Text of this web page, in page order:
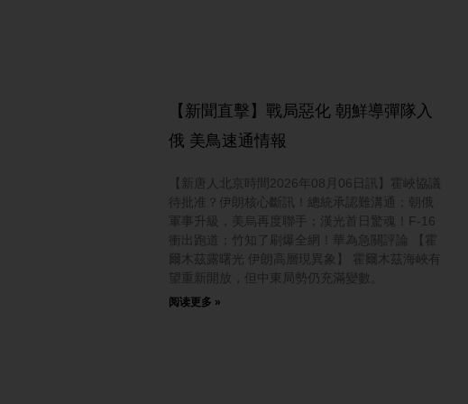
【新聞直擊】戰局惡化 朝鮮導彈隊入
俄 美鳥速通情報
【新唐人北京時間2026年08月06日訊】霍峽協議
待批准？伊朗核心斷訊！總統承認難溝通；朝俄
軍事升級，美烏再度聯手；漢光首日驚魂！F-16
衝出跑道；竹知了刷爆全網！華為急關評論 【霍
爾木茲露曙光 伊朗高層現異象】 霍爾木茲海峽有
望重新開放，但中東局勢仍充滿變數。
阅读更多 »